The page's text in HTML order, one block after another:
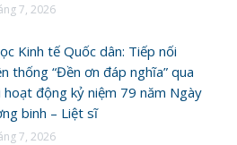
7, 2026
Kinh tế Quốc dân: Tiếp nối
thống “Đền ơn đáp nghĩa” qua
hoạt động kỷ niệm 79 năm Ngày
binh – Liệt sĩ
7, 2026